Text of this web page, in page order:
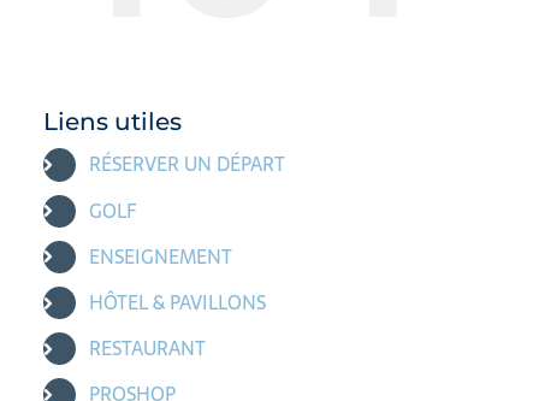
Liens utiles
RÉSERVER UN DÉPART
GOLF
ENSEIGNEMENT
HÔTEL & PAVILLONS
RESTAURANT
PROSHOP